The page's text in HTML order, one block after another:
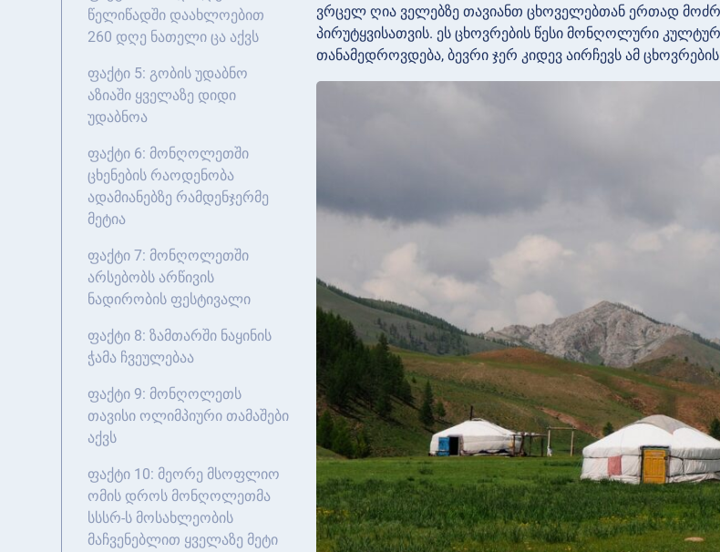
წელიწადში დაახლოებით
260 დღე ნათელი ცა აქვს
ფაქტი 5: გობის უდაბნო
აზიაში ყველაზე დიდი
უდაბნოა
ფაქტი 6: მონღოლეთში
ცხენების რაოდენობა
ადამიანებზე რამდენჯერმე
მეტია
ფაქტი 7: მონღოლეთში
არსებობს არწივის
ნადირობის ფესტივალი
ფაქტი 8: ზამთარში ნაყინის
ჭამა ჩვეულებაა
ფაქტი 9: მონღოლეთს
თავისი ოლიმპიური თამაშები
აქვს
ფაქტი 10: მეორე მსოფლიო
ომის დროს მონღოლეთმა
სსსრ-ს მოსახლეობის
მაჩვენებლით ყველაზე მეტი
ვრცელ ღია ველებზე თავიანთ ცხოველებთან ერთად
პირუტყვისათვის. ეს ცხოვრების წესი მონღოლური
თანამედროვდება, ბევრი ჯერ კიდევ აირჩევს ამ